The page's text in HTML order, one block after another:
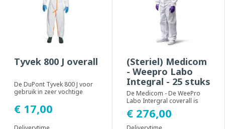
Tyvek 800 J overall
De DuPont Tyvek 800 J voor
gebruik in zeer vochtige
Geadviseerd voor gebru...
€ 17,00
(Steriel) Medicom
- Weepro Labo
Integral - 25 stuks
De Medicom - De WeePro
Labo Intergral coverall is
gemaakt van Micromium –
Microporous ...
€ 276,00